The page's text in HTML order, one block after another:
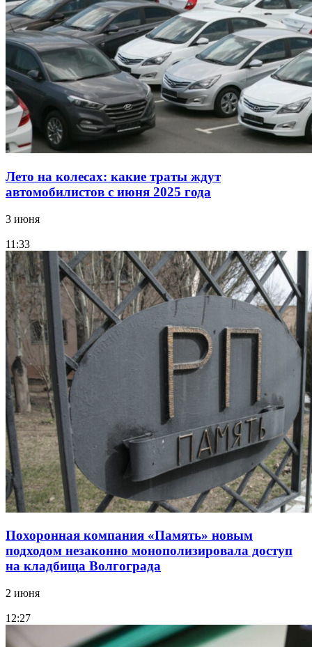
Лето на колесах: какие траты ждут
автомобилистов с июня 2025 года
3 июня
11:33
Похоронная компания «Память» новым
подходом незаконно монополизировала доступ
на кладбища Волгограда
2 июня
12:27